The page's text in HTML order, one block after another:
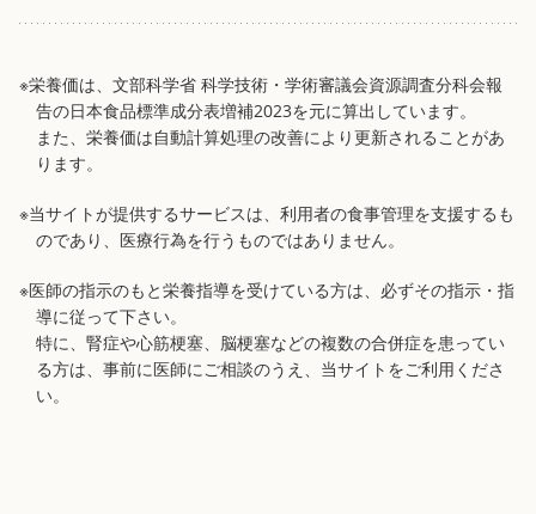
※栄養価は、文部科学省 科学技術・学術審議会資源調査分科会報
告の日本食品標準成分表増補2023を元に算出しています。
また、栄養価は自動計算処理の改善により更新されることがあ
ります。
※当サイトが提供するサービスは、利用者の食事管理を支援するも
のであり、医療行為を行うものではありません。
※医師の指示のもと栄養指導を受けている方は、必ずその指示・指
導に従って下さい。
特に、腎症や心筋梗塞、脳梗塞などの複数の合併症を患ってい
る方は、事前に医師にご相談のうえ、当サイトをご利用くださ
い。